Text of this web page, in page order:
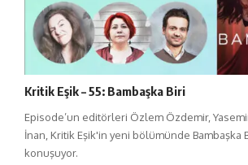
Kritik Eşik – 55: Bambaşka Biri
Episode’un editörleri Özlem Özdemir,
İnan, Kritik Eşik'in yeni bölümünde Bambaşka
konuşuyor.